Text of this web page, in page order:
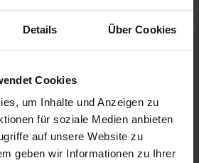
Details Über Cookies
Cookies
um Inhalte und Anzeigen zu
für soziale Medien anbieten
auf unsere Website zu
geben wir Informationen zu Ihrer
Abhängig von der Lieferadresse
Kasse variieren.
den Warenkorb
hinzufügen